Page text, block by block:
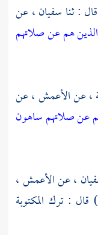
: ثنا سفيان، عن
الذين هم عن صلاتهم
، عنالأعمش، عن
عن صلاتهم ساهون
،عنالأعمش،
) قال : ترك المكتوبة